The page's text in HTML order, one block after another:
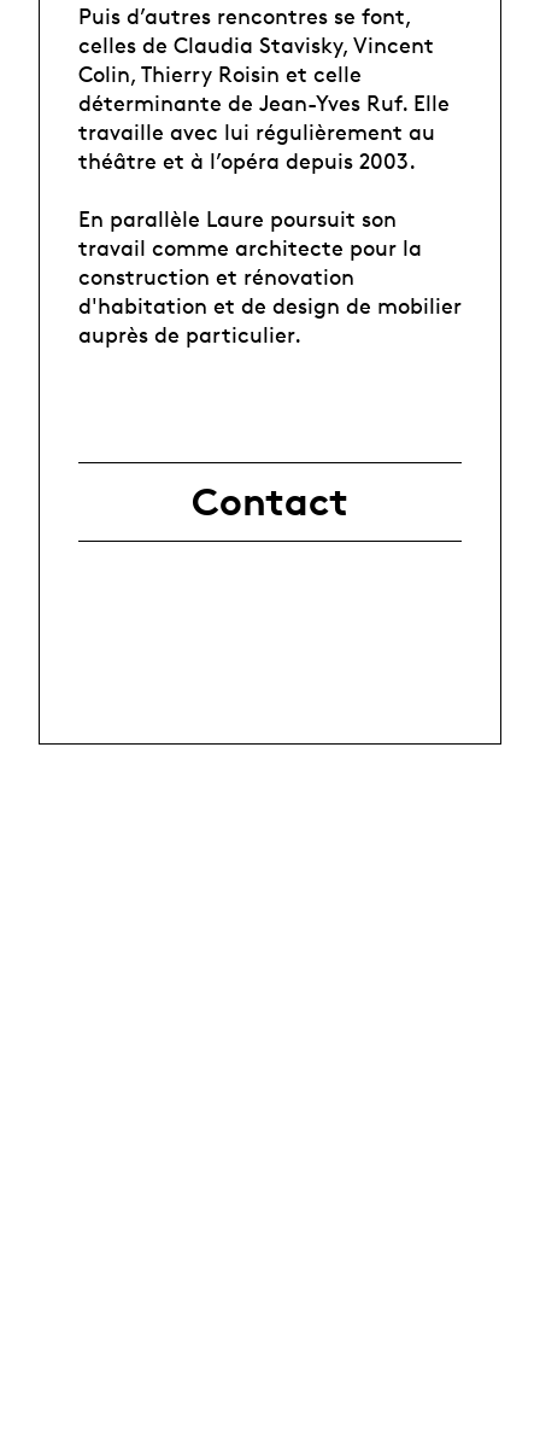
Puis d’autres rencontres se font,
celles de Claudia Stavisky, Vincent
Colin, Thierry Roisin et celle
déterminante de Jean-Yves Ruf. Elle
travaille avec lui régulièrement au
théâtre et à l’opéra depuis 2003.
En parallèle Laure poursuit son
travail comme architecte pour la
construction et rénovation
d'habitation et de design de mobilier
auprès de particulier.
Contact